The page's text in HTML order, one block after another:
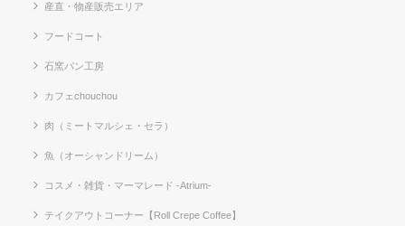
産直・物産販売エリア
フードコート
石窯パン工房
カフェchouchou
肉（ミートマルシェ・セラ）
魚（オーシャンドリーム）
コスメ・雑貨・マーマレード -Atrium-
テイクアウトコーナー【Roll Crepe Coffee】